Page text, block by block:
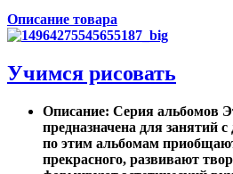
Описание товара
Учимся рисовать
Описание: Серия альбомов
предназначена для занятий
по этим альбомам
прекрасного, развивают